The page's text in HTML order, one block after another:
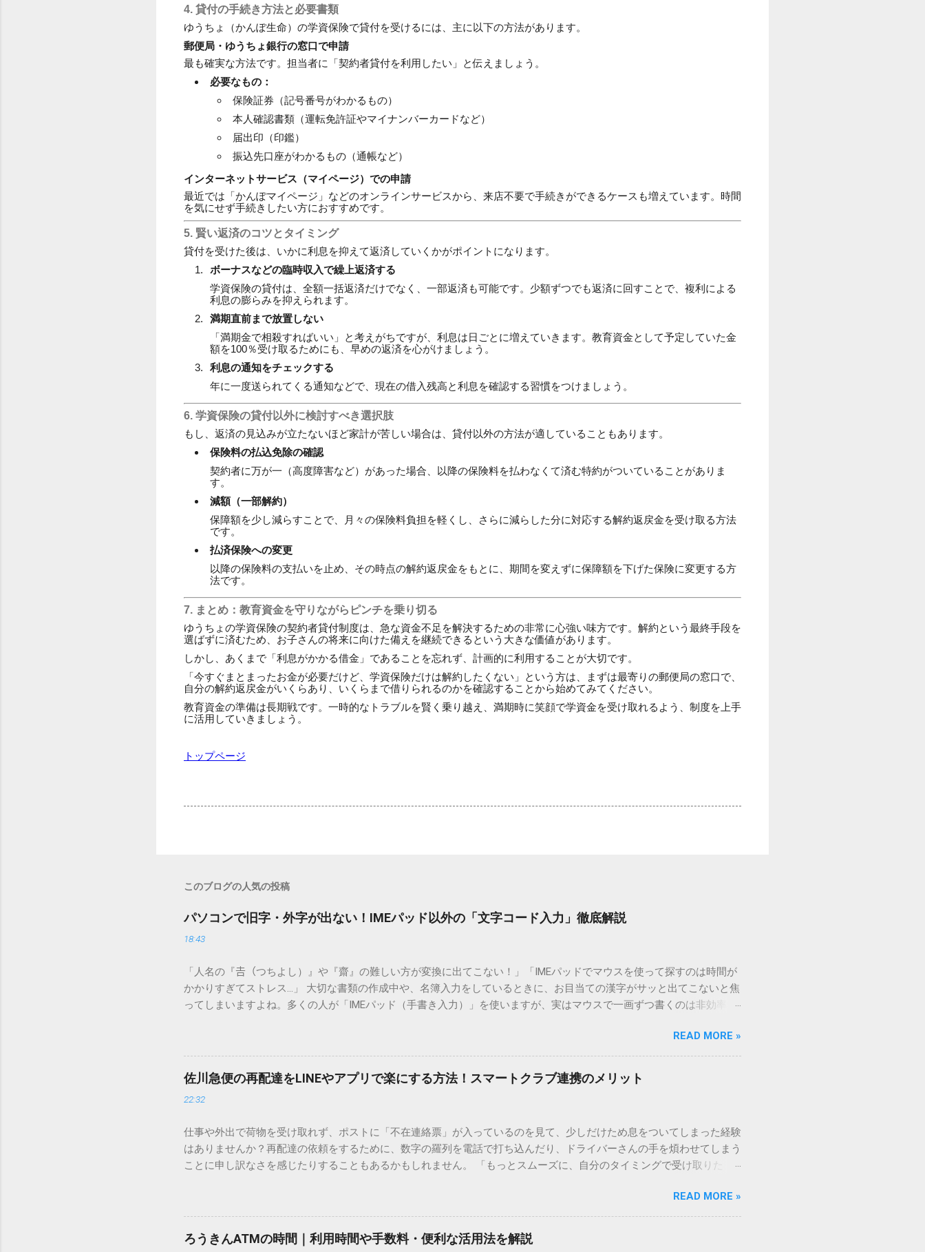
4. 貸付の手続き方法と必要書類
ゆうちょ（かんぽ生命）の学資保険で貸付を受けるには、主に以下の方法があります。
郵便局・ゆうちょ銀行の窓口で申請
最も確実な方法です。担当者に「契約者貸付を利用したい」と伝えましょう。
必要なもの：
保険証券（記号番号がわかるもの）
本人確認書類（運転免許証やマイナンバーカードなど）
届出印（印鑑）
振込先口座がわかるもの（通帳など）
インターネットサービス（マイページ）での申請
最近では「かんぽマイページ」などのオンラインサービスから、来店不要で手続きができるケースも増えています。時間
を気にせず手続きしたい方におすすめです。
5. 賢い返済のコツとタイミング
貸付を受けた後は、いかに利息を抑えて返済していくかがポイントになります。
ボーナスなどの臨時収入で繰上返済する
学資保険の貸付は、全額一括返済だけでなく、一部返済も可能です。少額ずつでも返済に回すことで、複利による
利息の膨らみを抑えられます。
満期直前まで放置しない
「満期金で相殺すればいい」と考えがちですが、利息は日ごとに増えていきます。教育資金として予定していた金
額を100％受け取るためにも、早めの返済を心がけましょう。
利息の通知をチェックする
年に一度送られてくる通知などで、現在の借入残高と利息を確認する習慣をつけましょう。
6. 学資保険の貸付以外に検討すべき選択肢
もし、返済の見込みが立たないほど家計が苦しい場合は、貸付以外の方法が適していることもあります。
保険料の払込免除の確認
契約者に万が一（高度障害など）があった場合、以降の保険料を払わなくて済む特約がついていることがありま
す。
減額（一部解約）
保障額を少し減らすことで、月々の保険料負担を軽くし、さらに減らした分に対応する解約返戻金を受け取る方法
です。
払済保険への変更
以降の保険料の支払いを止め、その時点の解約返戻金をもとに、期間を変えずに保障額を下げた保険に変更する方
法です。
7. まとめ：教育資金を守りながらピンチを乗り切る
ゆうちょの学資保険の契約者貸付制度は、急な資金不足を解決するための非常に心強い味方です。解約という最終手段を
選ばずに済むため、お子さんの将来に向けた備えを継続できるという大きな価値があります。
しかし、あくまで「利息がかかる借金」であることを忘れず、計画的に利用することが大切です。
「今すぐまとまったお金が必要だけど、学資保険だけは解約したくない」という方は、まずは最寄りの郵便局の窓口で、
自分の解約返戻金がいくらあり、いくらまで借りられるのかを確認することから始めてみてください。
教育資金の準備は長期戦です。一時的なトラブルを賢く乗り越え、満期時に笑顔で学資金を受け取れるよう、制度を上手
に活用していきましょう。
トップページ
このブログの人気の投稿
パソコンで旧字・外字が出ない！IMEパッド以外の「文字コード入力」徹底解説
18:43
「人名の『𠮷（つちよし）』や『齋』の難しい方が変換に出てこない！」「IMEパッドでマウスを使って探すのは時間が
かかりすぎてストレス…」 大切な書類の作成中や、名簿入力をしているときに、お目当ての漢字がサッと出てこないと焦
ってしまいますよね。多くの人が「IMEパッド（手書き入力）」を使いますが、実はマウスで一画ずつ書くのは非効率で
ードを打ち込むだけで一瞬で旧字や外字、特殊記号を呼び出す「文字コード入力」のテクニックを詳しく解説します。
この方法をマスターすれば、もう難しい漢字の入力で手を止める必要はありません。 1. なぜ「変換」しても旧字・外字
が出てこないのか？ そもそも、なぜ普通の変換で出てこない漢字があるのでしょうか。その理由は、パソコンが文字を
認識する仕組みにあります。 日本のパソコンで一般的に使われる漢字は、JIS規格（日本産業規格）によって「第1水
準」「第2水準」といった形で整理されています。しかし、人名や地名に使われる非常に古い漢字（旧字）や、特定の組
「Unicode（ユニコード）」や「JISコード」といった 文字コード です。パソコン上のすべての文字には、いわば「住
所」のような番号が割り振られています。変換候補に出ない文字でも、この住所（コード）を直接指定すれば、確実に呼
び出すことができるのです。 2. Windows標準機能！文字コードで漢字を出す「16進数入力」 最も汎用性が高く、特別な
できます。 具体的な手順（Unicode入力） 入力したい文字の「Unicode（例：20BB7）」を把握する。 入力モードを「半
角」にする（※重要）。 **「20BB7」**と入力する。 直後にキーボードの**[Alt]キーを押しながら[X]キー**を押す。 入
力した数字が、一瞬で対応する漢字（例：𠮷）に変換されます。 注記： この方法は、特にMicrosoft Wordで非常に強力
READ MORE »
佐川急便の再配達をLINEやアプリで楽にする方法！スマートクラブ連携のメリット
22:32
仕事や外出で荷物を受け取れず、ポストに「不在連絡票」が入っているのを見て、少しだけため息をついてしまった経験
はありませんか？再配達の依頼をするために、数字の羅列を電話で打ち込んだり、ドライバーさんの手を煩わせてしまう
ことに申し訳なさを感じたりすることもあるかもしれません。 「もっとスムーズに、自分のタイミングで受け取りた
ビス「スマートクラブ」と、LINEや公式アプリの連携です。これらを活用するだけで、再配達のストレスは驚くほど軽く
なります。この記事では、忙しい毎日をサポートする便利な受け取り術と、連携による具体的なメリットを徹底解説しま
す。 佐川急便の再配達が劇的に変わる「スマートクラブ」とは？ まず押さえておきたいのが、佐川急便の個人向け無料
会員サービス「スマートクラブ」です。これは、荷物の配送状況をリアルタイムで管理するための基盤となるサービスで
READ MORE »
ろうきんATMの時間｜利用時間や手数料・便利な活用法を解説